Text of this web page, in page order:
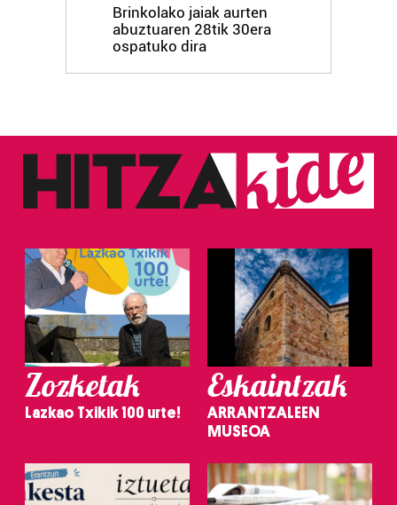
Brinkolako jaiak aurten
abuztuaren 28tik 30era
ospatuko dira
Zozketak
Lazkao Txikik 100 urte!
Eskaintzak
ARRANTZALEEN
MUSEOA